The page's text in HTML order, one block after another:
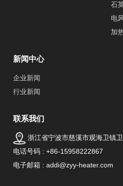
石
电
加
新闻中心
企业新闻
行业新闻
联系我们
浙江省宁波市慈溪市观海卫镇
电话号码 : +86-15958222867
电子邮箱 : addi@zyy-heater.com